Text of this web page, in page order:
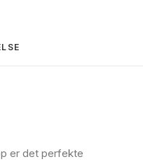
er det perfekte